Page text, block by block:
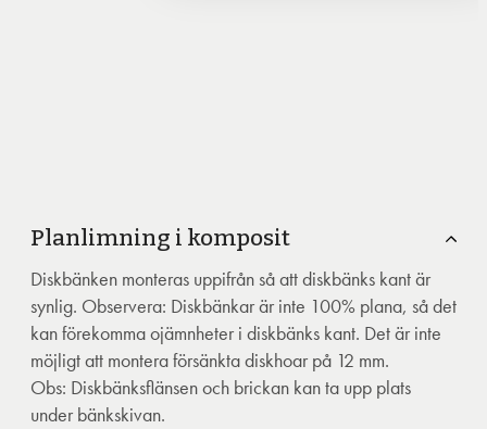
Planlimning i komposit
Diskbänken monteras uppifrån så att diskbänks kant är
synlig. Observera: Diskbänkar är inte 100% plana, så det
kan förekomma ojämnheter i diskbänks kant. Det är inte
möjligt att montera försänkta diskhoar på 12 mm.
Obs: Diskbänksflänsen och brickan kan ta upp plats
under bänkskivan.